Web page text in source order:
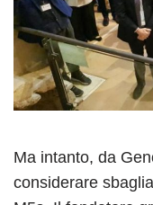
Ma intanto, da
considerare